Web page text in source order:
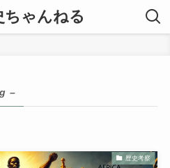
ちゃんねる
–
歴史考察